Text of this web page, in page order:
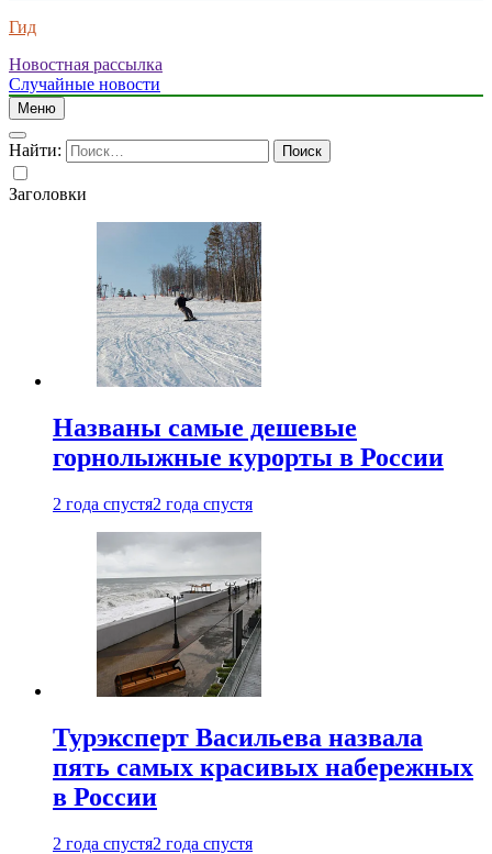
Гид
Новостная рассылка
Случайные новости
Меню
Найти:
Заголовки
Названы самые дешевые
горнолыжные курорты в России
2 года спустя2 года спустя
Турэксперт Васильева назвала
пять самых красивых набережных
в России
2 года спустя2 года спустя